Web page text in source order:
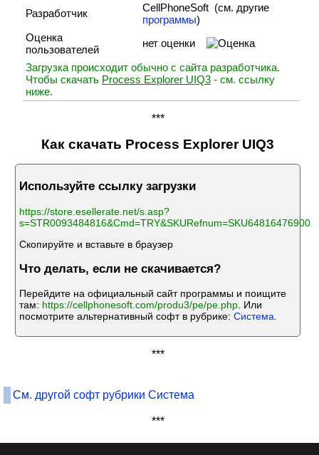
Разработчик
CellPhoneSoft (cм. другие
программы)
Оценка
пользователей
нет оценки
Загрузка происходит обычно с сайта разработчика.
Чтобы скачать Process Explorer UIQ3 - см. ссылку
ниже.
***
Как скачать Process Explorer UIQ3
Используйте ссылку загрузки
https://store.esellerate.net/s.asp?
s=STR0093484816&Cmd=TRY&SKURefnum=SKU64816476900
Скопируйте и вставьте в браузер
Что делать, если не скачивается?
Перейдите на официальный сайт программы и поищите
там: https://cellphonesoft.com/produ3/pe/pe.php. Или
посмотрите альтернативный софт в рубрике: Система
***
См. другой софт рубрики Система
***